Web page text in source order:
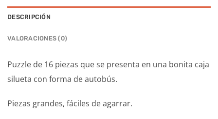
DESCRIPCIÓN
VALORACIONES (0)
Puzzle de 16 piezas que se presenta en una bonita caja
silueta con forma de autobús.
Piezas grandes, fáciles de agarrar.